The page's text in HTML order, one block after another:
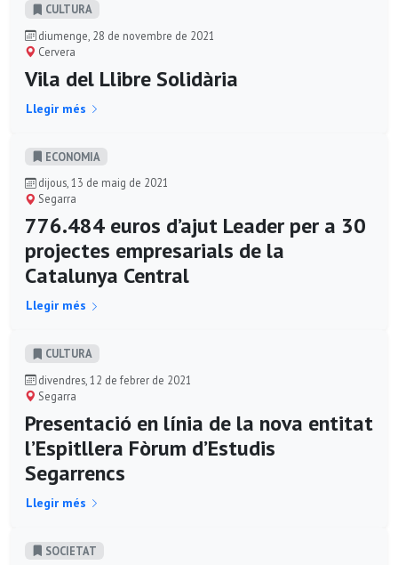
CULTURA
diumenge, 28 de novembre de 2021
Cervera
Vila del Llibre Solidària
Llegir més
ECONOMIA
dijous, 13 de maig de 2021
Segarra
776.484 euros d’ajut Leader per a 30
projectes empresarials de la
Catalunya Central
Llegir més
CULTURA
divendres, 12 de febrer de 2021
Segarra
Presentació en línia de la nova entitat
l’Espitllera Fòrum d’Estudis
Segarrencs
Llegir més
SOCIETAT